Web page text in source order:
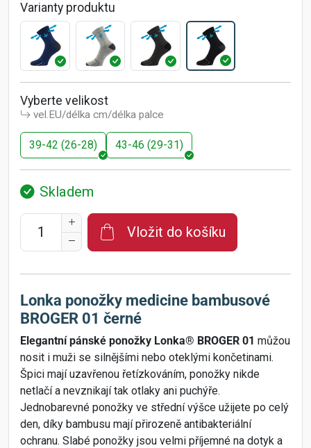
Varianty produktu
Vyberte velikost
vel.EU/délka cm/délka palce
39-42 (26-28) 43-46 (29-31)
Skladem
Vložit do košíku
Lonka ponožky medicine bambusové
BROGER 01 černé
Elegantní pánské ponožky Lonka® BROGER 01 můžou
nosit i muži se silnějšími nebo oteklými končetinami.
Špici mají uzavřenou řetízkováním, ponožky nikde
netlačí a nevznikají tak otlaky ani puchýře.
Jednobarevné ponožky ve střední výšce užijete po celý
den, díky bambusu mají přirozeně antibakteriální
ochranu. Slabé ponožky jsou velmi příjemné na dotyk a